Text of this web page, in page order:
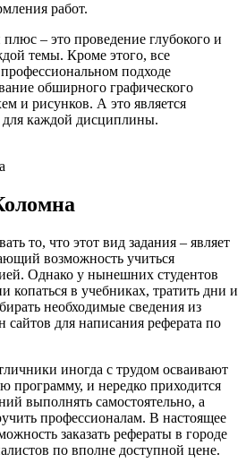
работ.
– это проведение глубокого и
темы. Кроме этого, все
подходе
обширного графического
и рисунков. А это является
для каждой дисциплины.
то, что этот вид задания – являет
возможность учиться
Однако у нынешних студентов
копаться в учебниках, тратить дни и
необходимые сведения из
для написания реферата по
иногда с трудом осваивают
программу, и нередко приходится
выполнять самостоятельно, а
профессионалам. В настоящее
заказать рефераты в городе
по вполне доступной цене.